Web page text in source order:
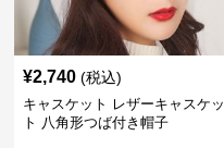
¥2,740 (税込)
キャスケット レザーキャスケッ
ト 八角形つば付き帽子